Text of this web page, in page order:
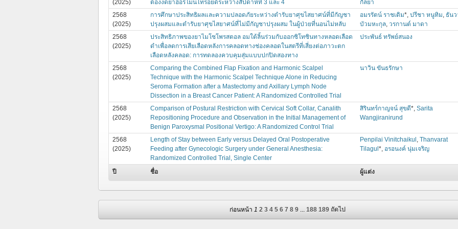
(2025) ต้องงดยาฮอร์โมนไทรอยด์ระหว่างสัปดาห์ที่ 3 และ 4
กัลยา
2568
(2025)
การศึกษาประสิทธิผลและความปลอดภัยระหว่างตำรับยาศุขไสยาศน์ที่มีกัญชา
ปรุงผสมและตำรับยาศุขไสยาศน์ที่ไม่มีกัญชาปรุงผสม ในผู้ป่วยที่นอนไม่หลับ
อมรรัตน์ ราชเดิม*, ปรีชา หนูทิม, ธันว
บัวมหะกุล, วรกานต์ มาดา
2568
(2025)
ประสิทธิภาพของยาไมโซโพรสตอล อมใต้ลิ้นร่วมกับออกซิโทซินทางหลอดเลือด
ดำเพื่อลดการเสียเลือดหลังการคลอดทางช่องคลอดในสตรีที่เสี่ยงต่อภาวะตก
เลือดหลังคลอด: การทดลองควบคุมสุ่มแบบปกปิดสองทาง
ประพันธ์ ทรัพย์สนอง
2568
(2025)
Comparing the Combined Flap Fixation and Harmonic Scalpel
Technique with the Harmonic Scalpel Technique Alone in Reducing
Seroma Formation after a Mastectomy and Axillary Lymph Node
Dissection in a Breast Cancer Patient: A Randomized Controlled Trial
นาวิน ขันธรักษา
2568
(2025)
Comparison of Postural Restriction with Cervical Soft Collar, Canalith
Repositioning Procedure and Observation in the Initial Management of
Benign Paroxysmal Positional Vertigo: A Randomized Control Trial
สิรินทร์กาญจน์ สุขดี*, Sarita
Wangjiranirund
2568
(2025)
Length of Stay between Early versus Delayed Oral Postoperative
Feeding after Gynecologic Surgery under General Anesthesia:
Randomized Controlled Trial, Single Center
Penpilai Vinitchaikul , Thanvarat
Tilagul *, อรอนงค์ นุ่มเจริญ
ปี ชื่อ ผู้แต่ง
ก่อนหน้า 1 2 3 4 5 6 7 8 9 ... 188 189 ถัดไป